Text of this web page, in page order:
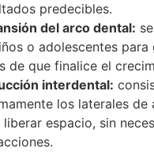
predecibles.
del arco dental:
o adolescentes para
de que finalice el
interdental:
los laterales de
liberar espacio, sin